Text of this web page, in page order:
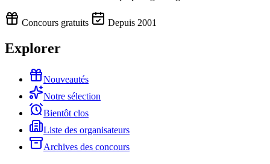
Concours gratuits Depuis 2001
Explorer
Nouveautés
Notre sélection
Bientôt clos
Liste des organisateurs
Archives des concours